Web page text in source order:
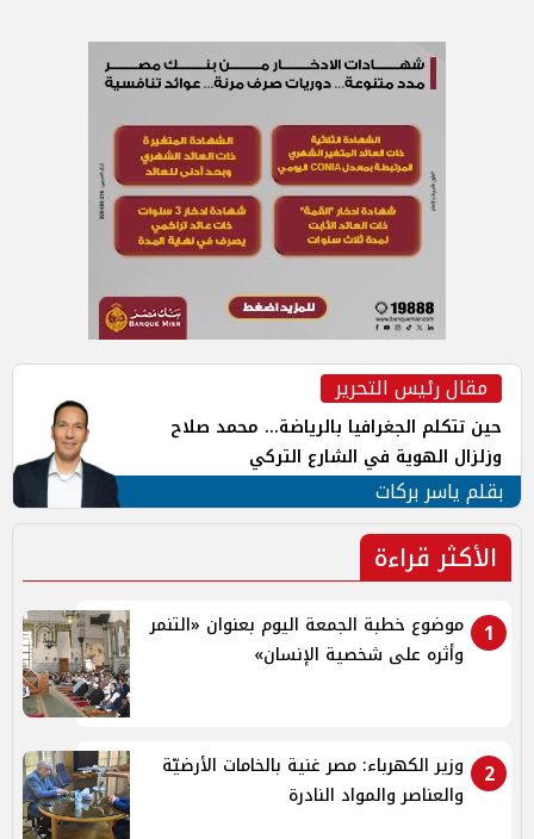
مقال رئيس التحرير
حين تتكلم الجغرافيا بالرياضة... محمد صلاح
وزلزال الهوية في الشارع التركي
بقلم ياسر بركات
الأكثر قراءة
1
موضوع خطبة الجمعة اليوم بعنوان «التنمر
وأثره على شخصية الإنسان»
2
وزير الكهرباء: مصر غنية بالخامات الأرضيّة
والعناصر والمواد النادرة